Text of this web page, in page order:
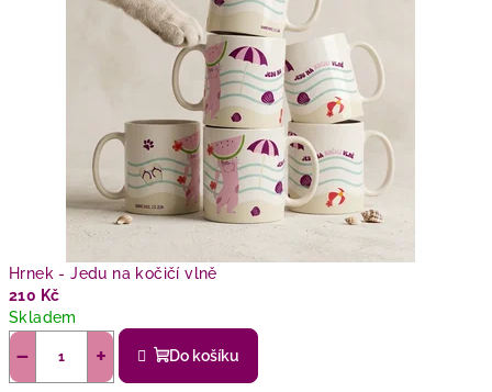
Hrnek - Jedu na kočičí vlně
210 Kč
Skladem
+
− Do košíku